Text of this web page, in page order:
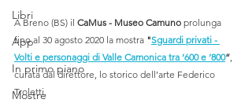
Libri
App
In primo piano
Mostre
A Breno (BS) il CaMus - Museo Camuno prolunga
fino al 30 agosto 2020 la mostra "Sguardi privati -
Volti e personaggi di Valle Camonica tra ‘600 e ‘800”,
curata dal direttore, lo storico dell’arte Federico
Troletti.